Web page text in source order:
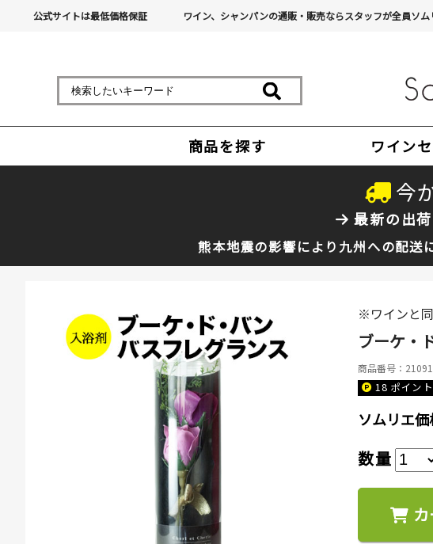
公式サイトは最低価格保証 ワイン、シャンパンの通販・販売ならスタッフが全員ソ
商品を探す ワイン
今
最新の出
熊本地震の影響により九州への配送
※ワインと同
ブーケ・
商品番号：
18 ポイント
ソムリエ価
数量